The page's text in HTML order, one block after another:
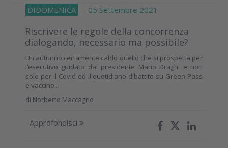
DIDOMENICA 05 Settembre 2021
Riscrivere le regole della concorrenza
dialogando, necessario ma possibile?
Un autunno certamente caldo quello che si prospetta per
l’esecutivo guidato dal presidente Mario Draghi e non
solo per il Covid ed il quotidiano dibattito su Green Pass
e vaccino...
di Norberto Maccagno
Approfondisci